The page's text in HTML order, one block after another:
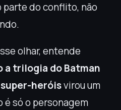
parte do conflito, não
olhar, entende
a trilogia do Batman
heróisvirou um
é só o personagem